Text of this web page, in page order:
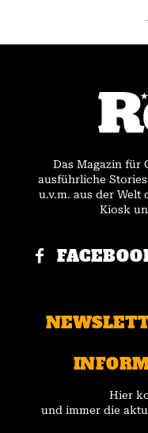
Das Magazin für
ausführliche
u.v.m. aus der Welt
Kiosk
Hier
und immer die